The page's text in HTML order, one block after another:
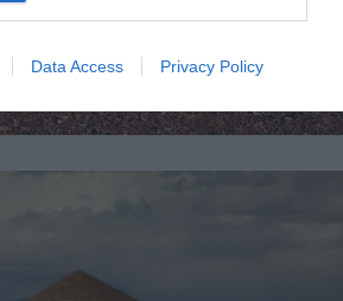
Data Access Privacy Policy